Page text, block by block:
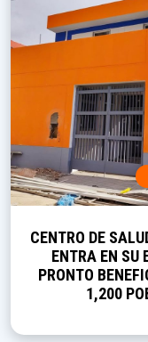
CENTRO DE
ENTRA EN SU
PRONTO
1,200